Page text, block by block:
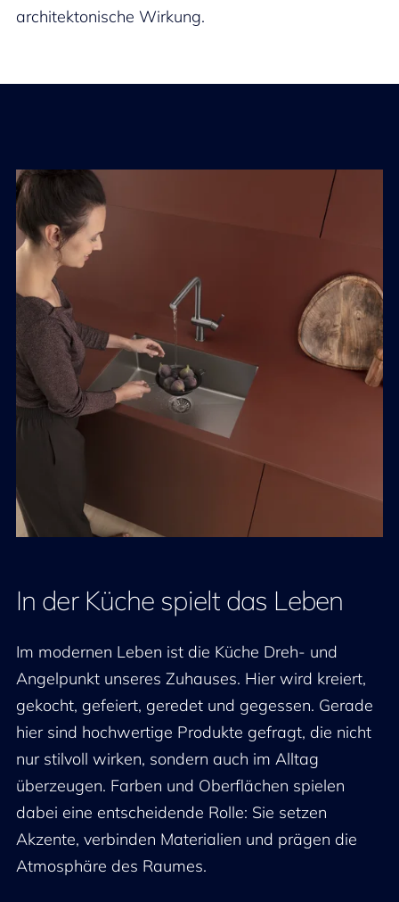
architektonische Wirkung.
In der Küche spielt das Leben
Im modernen Leben ist die Küche Dreh- und
Angelpunkt unseres Zuhauses. Hier wird kreiert,
gekocht, gefeiert, geredet und gegessen. Gerade
hier sind hochwertige Produkte gefragt, die nicht
nur stilvoll wirken, sondern auch im Alltag
überzeugen. Farben und Oberflächen spielen
dabei eine entscheidende Rolle: Sie setzen
Akzente, verbinden Materialien und prägen die
Atmosphäre des Raumes.